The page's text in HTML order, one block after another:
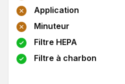
Application
Minuteur
Filtre HEPA
Filtre à charbon